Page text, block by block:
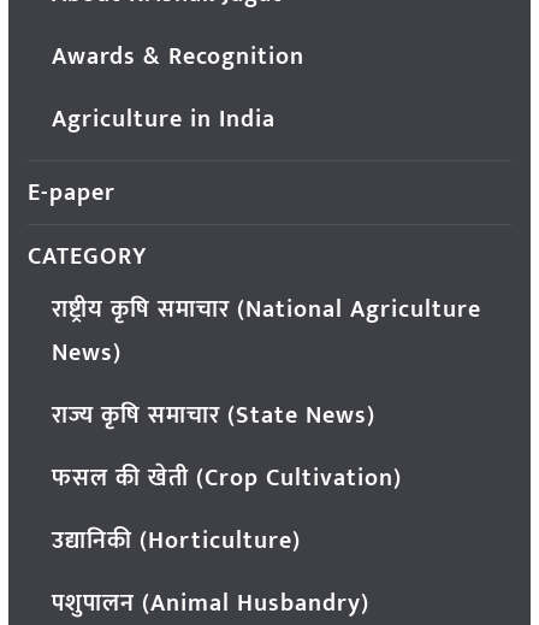
Awards & Recognition
Agriculture in India
E-paper
CATEGORY
राष्ट्रीय कृषि समाचार (National Agriculture
News)
राज्य कृषि समाचार (State News)
फसल की खेती (Crop Cultivation)
उद्यानिकी (Horticulture)
पशुपालन (Animal Husbandry)